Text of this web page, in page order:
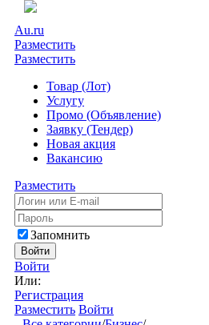
Au.ru
Разместить
Разместить
Товар (Лот)
Услугу
Промо (Объявление)
Заявку (Тендер)
Новая акция
Вакансию
Разместить
Запомнить
Войти
Войти
Или:
Регистрация
Разместить Войти